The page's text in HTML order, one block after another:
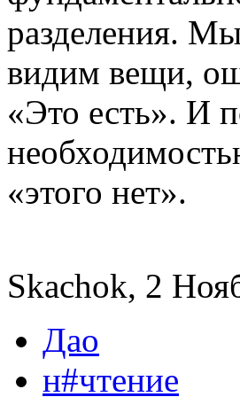
разделения.
видим вещи,
«Это есть». И
«этого нет».
Skachok, 2
Дао
н#чтение